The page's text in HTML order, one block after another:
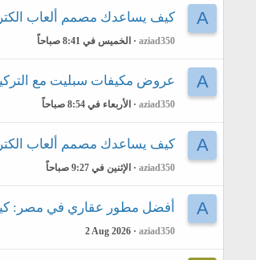
A كيف يساعدك مصمم ألعاب
aziad350 الخميس في 8:41 صباحاً
A عروض مكيفات سبليت مع
aziad350 الأربعاء في 8:54 صباحاً
A كيف يساعدك مصمم ألعاب
aziad350 الإثنين في 9:27 صباحاً
A أفضل مطور عقاري في مصر:
aziad350
2 Aug 2026